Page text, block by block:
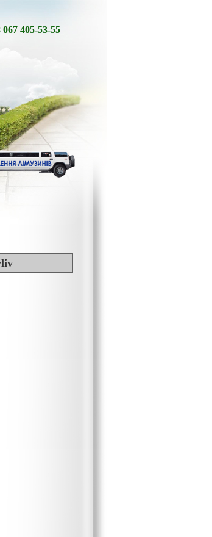
067 405-53-55